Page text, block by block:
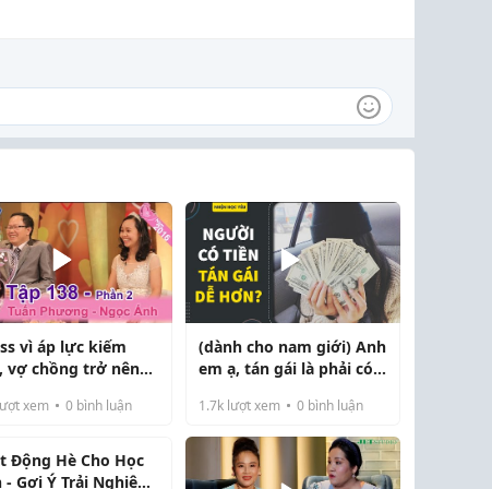
vì áp lực kiếm
vợ chồng trở nên
xem 0 bình luận
(dành cho nam giới) Anh
em ạ, tán gái là phải có
1.7klượt xem 0bình luận
Động Hè Cho Học
- Gợi Ý Trải Nghiệm